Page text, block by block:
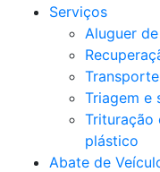
Serviços
Aluguer
Triagem e
Trituração
plástico
Abate de